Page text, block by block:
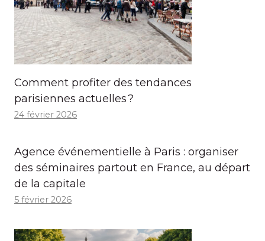
Comment profiter des tendances
parisiennes actuelles ?
24 février 2026
Agence événementielle à Paris : organiser
des séminaires partout en France, au départ
de la capitale
5 février 2026